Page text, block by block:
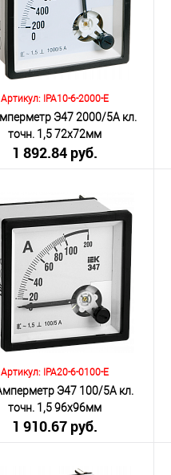
Под заказ
Артикул: IPA10-6-2000-E
Э47 2000/5А кл.
точн. 1,5 72х72мм
1 892.84 руб.
В корзину
Под заказ
Артикул: IPA20-6-0100-E
Э47 100/5А кл.
точн. 1,5 96х96мм
1 910.67 руб.